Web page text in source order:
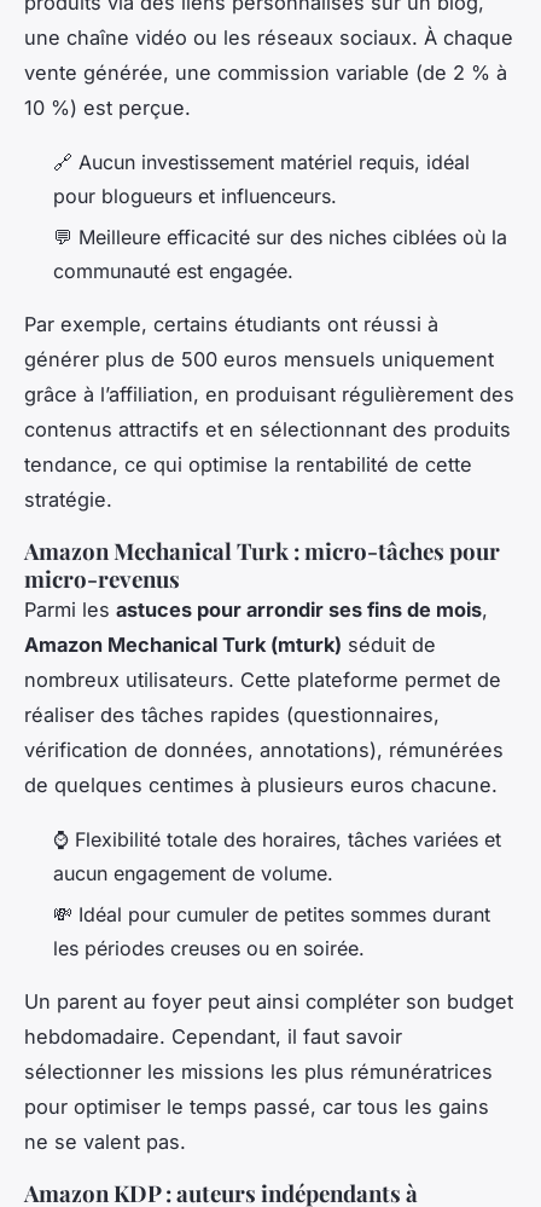
une chaîne vidéo ou les réseaux sociaux. À chaque
vente générée, une commission variable (de 2 % à
10 %) est perçue.
🔗 Aucun investissement matériel requis, idéal
pour blogueurs et influenceurs.
💬 Meilleure efficacité sur des niches ciblées où la
communauté est engagée.
Par exemple, certains étudiants ont réussi à
générer plus de 500 euros mensuels uniquement
grâce à l’affiliation, en produisant régulièrement des
contenus attractifs et en sélectionnant des produits
tendance, ce qui optimise la rentabilité de cette
stratégie.
Amazon Mechanical Turk : micro-tâches pour
micro-revenus
Parmi les astuces pour arrondir ses fins de mois,
Amazon Mechanical Turk (mturk) séduit de
nombreux utilisateurs. Cette plateforme permet de
réaliser des tâches rapides (questionnaires,
vérification de données, annotations), rémunérées
de quelques centimes à plusieurs euros chacune.
⌚ Flexibilité totale des horaires, tâches variées et
aucun engagement de volume.
💸 Idéal pour cumuler de petites sommes durant
les périodes creuses ou en soirée.
Un parent au foyer peut ainsi compléter son budget
hebdomadaire. Cependant, il faut savoir
sélectionner les missions les plus rémunératrices
pour optimiser le temps passé, car tous les gains
ne se valent pas.
Amazon KDP : auteurs indépendants à